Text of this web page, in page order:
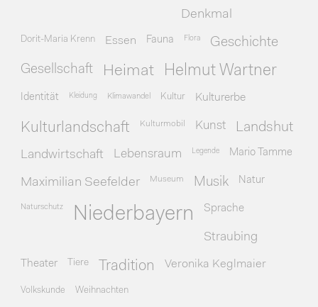
Denkmal
Dorit-Maria Krenn Essen Fauna Flora Geschichte
Gesellschaft Heimat Helmut Wartner
Identität Kleidung Klimawandel Kultur Kulturerbe
Kulturlandschaft Kulturmobil Kunst Landshut
Landwirtschaft Lebensraum Legende Mario Tamme
Maximilian Seefelder Museum Musik Natur
Naturschutz Niederbayern Sprache
Straubing
Theater Tiere Tradition Veronika Keglmaier
Volkskunde Weihnachten